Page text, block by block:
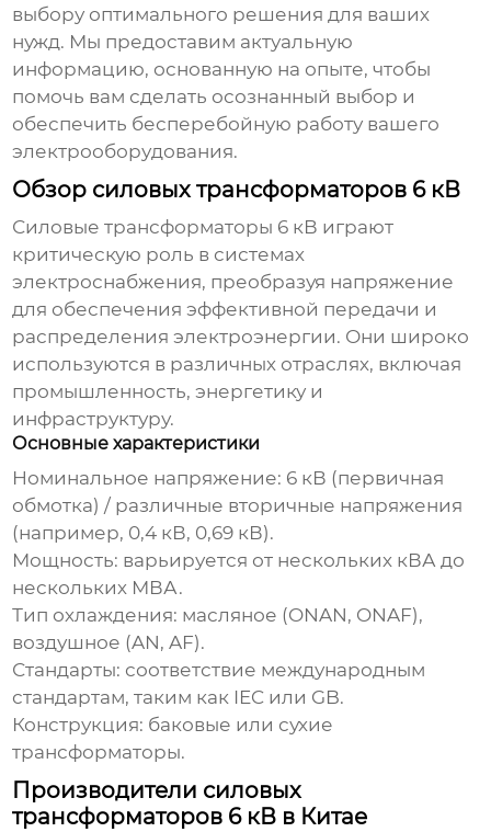
выбору оптимального решения для ваших
нужд. Мы предоставим актуальную
информацию, основанную на опыте, чтобы
помочь вам сделать осознанный выбор и
обеспечить бесперебойную работу вашего
электрооборудования.
Обзор силовых трансформаторов 6 кВ
Силовые трансформаторы 6 кВ играют
критическую роль в системах
электроснабжения, преобразуя напряжение
для обеспечения эффективной передачи и
распределения электроэнергии. Они широко
используются в различных отраслях, включая
промышленность, энергетику и
инфраструктуру.
Основные характеристики
Номинальное напряжение: 6 кВ (первичная
обмотка) / различные вторичные напряжения
(например, 0,4 кВ, 0,69 кВ).
Мощность: варьируется от нескольких кВА до
нескольких МВА.
Тип охлаждения: масляное (ONAN, ONAF),
воздушное (AN, AF).
Стандарты: соответствие международным
стандартам, таким как IEC или GB.
Конструкция: баковые или сухие
трансформаторы.
Производители силовых
трансформаторов 6 кВ в Китае